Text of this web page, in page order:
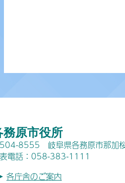
務原市役所
8555 岐阜県各務原市那加
電話：058-383-1111
各庁舎のご案内